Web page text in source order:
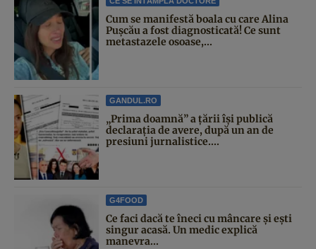
Cum se manifestă boala cu care Alina
Pușcău a fost diagnosticată! Ce sunt
metastazele osoase,...
GANDUL.RO
„Prima doamnă” a țării își publică
declarația de avere, după un an de
presiuni jurnalistice....
G4FOOD
Ce faci dacă te îneci cu mâncare și ești
singur acasă. Un medic explică
manevra...